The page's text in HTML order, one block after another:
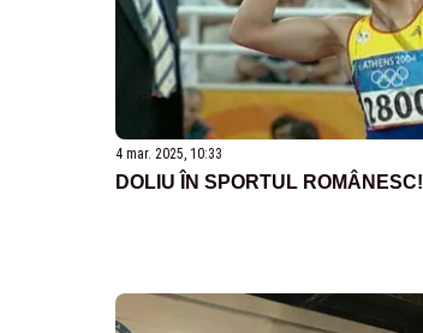
4 mar. 2025, 10:33
DOLIU ÎN SPORTUL ROMÂNESC!